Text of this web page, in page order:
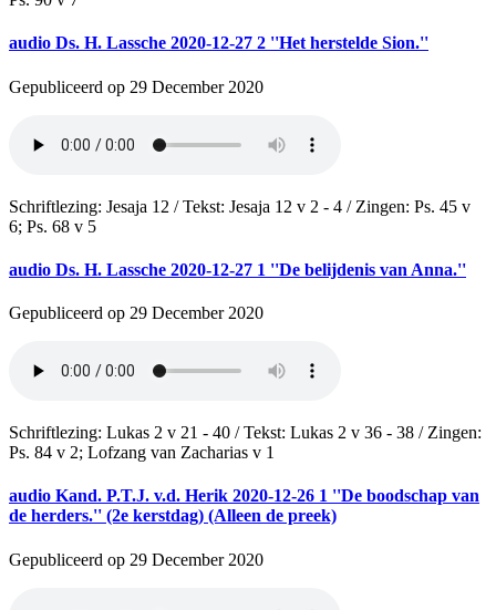
audio Ds. H. Lassche 2020-12-27 2 ''Het herstelde Sion.''
Gepubliceerd op 29 December 2020
Schriftlezing: Jesaja 12 / Tekst: Jesaja 12 v 2 - 4 / Zingen: Ps. 45 v
6; Ps. 68 v 5
audio Ds. H. Lassche 2020-12-27 1 ''De belijdenis van Anna.''
Gepubliceerd op 29 December 2020
Schriftlezing: Lukas 2 v 21 - 40 / Tekst: Lukas 2 v 36 - 38 / Zingen:
Ps. 84 v 2; Lofzang van Zacharias v 1
audio Kand. P.T.J. v.d. Herik 2020-12-26 1 ''De boodschap van
de herders.'' (2e kerstdag) (Alleen de preek)
Gepubliceerd op 29 December 2020